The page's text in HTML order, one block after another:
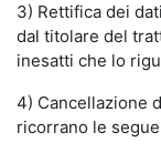
3) Rettifica dei
dal titolare del
inesatti che lo
4) Cancellazione
ricorrano le